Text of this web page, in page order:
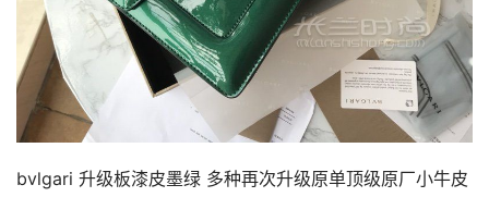
bvlgari 升级板漆皮墨绿 多种再次升级原单顶级原厂小牛皮